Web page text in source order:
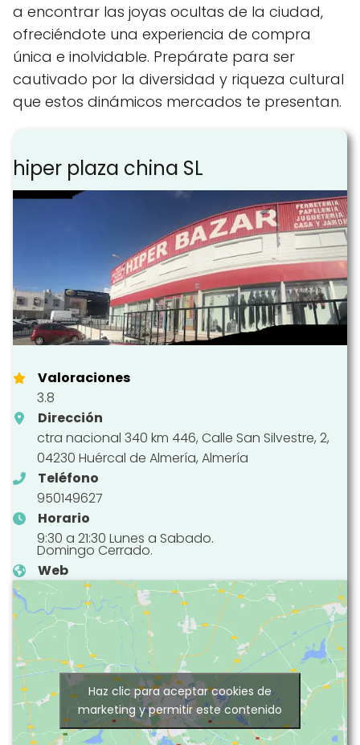
a encontrar las joyas ocultas de la ciudad,
ofreciéndote una experiencia de compra
única e inolvidable. Prepárate para ser
cautivado por la diversidad y riqueza cultural
que estos dinámicos mercados te presentan.
hiper plaza china SL
Valoraciones
3.8
Dirección
ctra nacional 340 km 446, Calle San Silvestre, 2,
04230 Huércal de Almería, Almería
Teléfono
950149627
Horario
9:30 a 21:30 Lunes a Sabado.
Domingo Cerrado.
Web
Haz clic para aceptar cookies de
marketing y permitir este contenido